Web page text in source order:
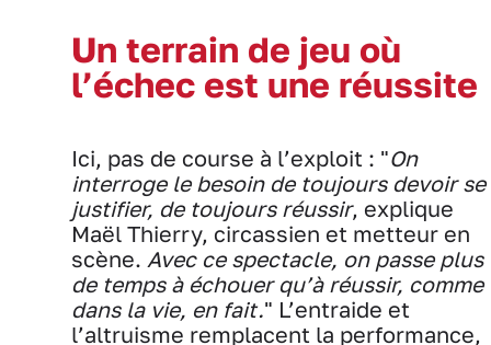
Un terrain de jeu où
l’échec est une réussite
Ici, pas de course à l’exploit : "On
interroge le besoin de toujours devoir se
justifier, de toujours réussir, explique
Maël Thierry, circassien et metteur en
scène. Avec ce spectacle, on passe plus
de temps à échouer qu’à réussir, comme
dans la vie, en fait." L’entraide et
l’altruisme remplacent la performance,